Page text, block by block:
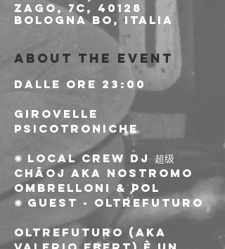
Zago, 7c, 40128
Bologna BO, Italia
About the event
Dalle ore 23:00
GIROVELLE
PSICOTRONICHE
✺ local crew DJ 超级
Chāoj aka Nostromo
ombrelloni & Pol
✺ Guest - Oltrefuturo
Oltrefuturo (aka